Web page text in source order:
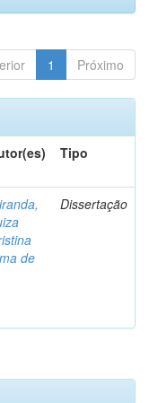
1 Próximo
Tipo
de
Dissertação